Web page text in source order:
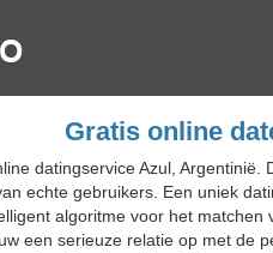
Gratis online
datingservice Azul,
echte gebruikers. Een uniek
algoritme voor het
een serieuze relatie op met de